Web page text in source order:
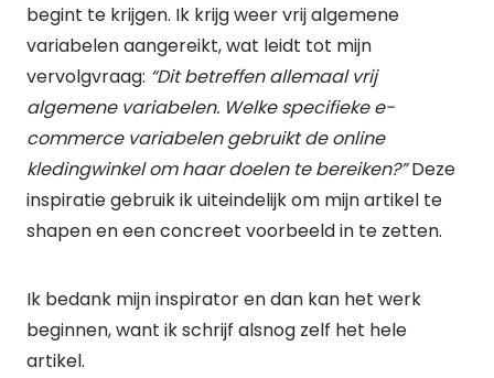
begint te krijgen. Ik krijg weer vrij algemene
variabelen aangereikt, wat leidt tot mijn
vervolgvraag: “Dit betreffen allemaal vrij
algemene variabelen. Welke specifieke e-
commerce variabelen gebruikt de online
kledingwinkel om haar doelen te bereiken?”Deze
inspiratie gebruik ik uiteindelijk om mijn artikel te
shapen en een concreet voorbeeld in te zetten.
Ik bedank mijn inspirator en dan kan het werk
beginnen, want ik schrijf alsnog zelf het hele
artikel.